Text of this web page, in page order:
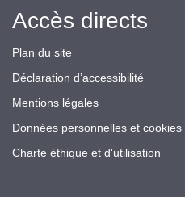
Accès directs
Plan du site
Déclaration d’accessibilité
Mentions légales
Données personnelles et cookies
Charte éthique et d'utilisation